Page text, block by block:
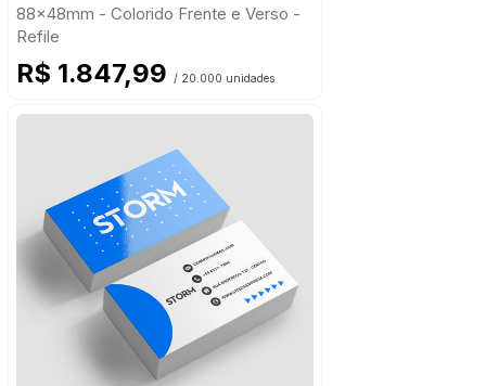
88x48mm - Colorido Frente e Verso -
Refile
R$ 1.847,99 / 20.000 unidades